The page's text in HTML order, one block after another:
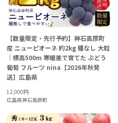
【数量限定・先行予約】神石高原町
産 ニューピオーネ 約2kg 種なし 大粒
｜標高500m 寒暖差で育てた ぶどう
葡萄 フルーツ nina【2026年秋発
送】広島県
12,000円
広島県神石高原町